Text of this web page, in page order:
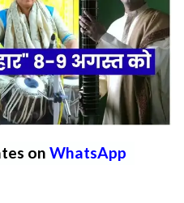
on WhatsApp